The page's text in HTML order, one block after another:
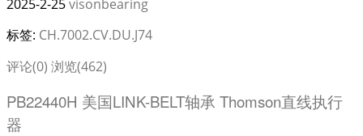
2025-2-25visonbearing
标签: CH.7002.CV.DU.J74
评论(0) 浏览(462)
PB22440H 美国LINK-BELT轴承 Thomson直线执行
器